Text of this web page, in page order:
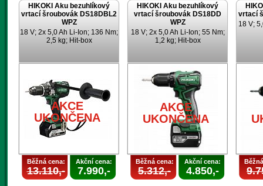
HIKOKI Aku bezuhlíkový
vrtací šroubovák DS18DBL2
WPZ
18 V; 2x 5,0 Ah Li-Ion; 136 Nm;
2,5 kg; Hit-box
AKCE
UKONČENA
Běžná cena:
13.110,-
Akční cena:
7.990,-
HIKOKI Aku bezuhlíkový
vrtací šroubovák DS18DD
WPZ
18 V; 2x 5,0 Ah Li-Ion; 55 Nm;
1,2 kg; Hit-box
AKCE
UKONČENA
Běžná cena:
5.312,-
Akční cena:
4.850,-
vrtací
18 V;